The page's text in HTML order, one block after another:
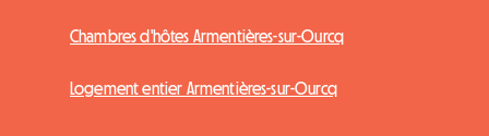
Chambres d'hôtes Armentières-sur-Ourcq
Logement entier Armentières-sur-Ourcq